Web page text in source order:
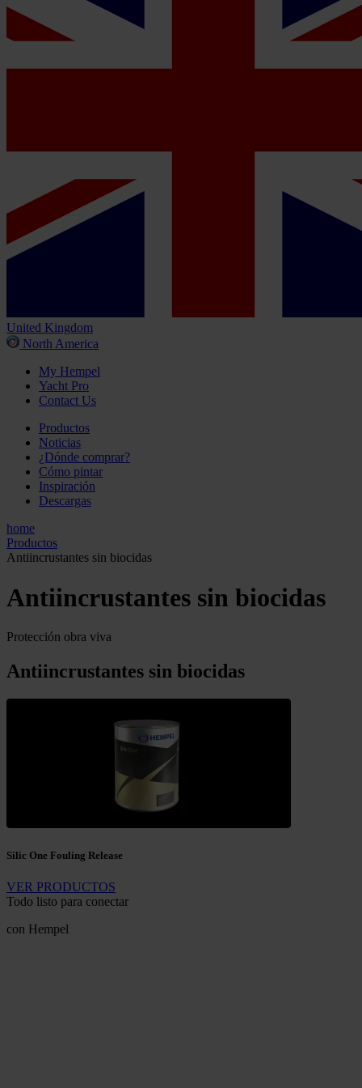
United Kingdom
North America
My Hempel
Yacht Pro
Contact Us
Productos
Noticias
¿Dónde comprar?
Cómo pintar
Inspiración
Descargas
home
Productos
Antiincrustantes sin biocidas
Antiincrustantes sin biocidas
Protección obra viva
Antiincrustantes sin biocidas
Silic One Fouling Release
VER PRODUCTOS
Todo listo para conectar
con Hempel